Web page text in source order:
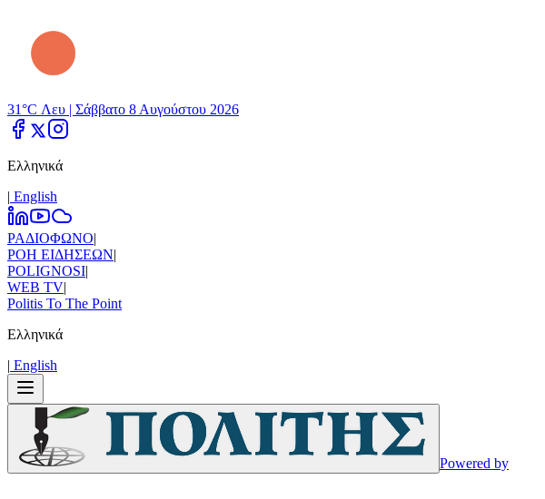
31°C Λευ | Σάββατο 8 Αυγούστου 2026
Ελληνικά
| Εnglish
ΡΑΔΙΟΦΩΝΟ|
ΡΟΗ ΕΙΔΗΣΕΩΝ|
POLIGNOSI|
WEB TV|
Politis To The Point
Ελληνικά
| Εnglish
Powered by